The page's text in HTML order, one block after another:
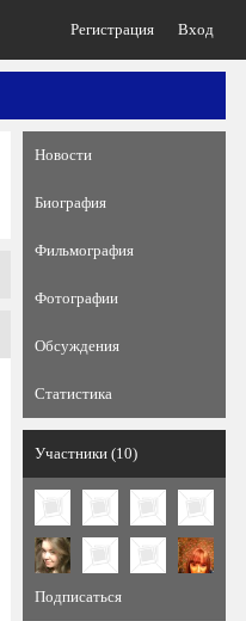
Регистрация Вход
Новости
Биография
Фильмография
Фотографии
Обсуждения
Статистика
Участники (10)
Подписаться